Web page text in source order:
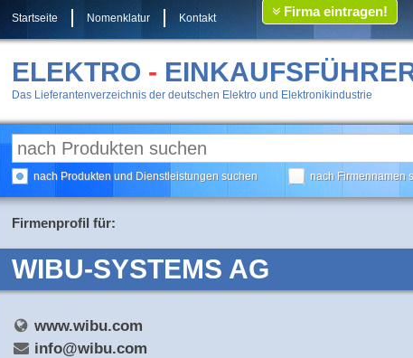
Startseite Nomenklatur Kontakt Firma eintragen!
ELEKTRO -
Das Lieferantenverzeichnis der deutschen Elektro und Elektronikindustrie
nach Produkten und Dienstleistungen suchen nach Firmennamen
Firmenprofil für:
WIBU-SYSTEMS AG
www.wibu.com
info@wibu.com